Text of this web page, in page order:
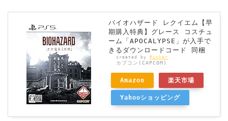
バイオハザード レクイエム【早
期購入特典】グレース コスチュ
ーム「APOCALYPSE」が入手で
きるダウンロードコード 同梱
created by Rinker
カプコン(CAPCOM)
Amazon 楽天市場
Yahooショッピング